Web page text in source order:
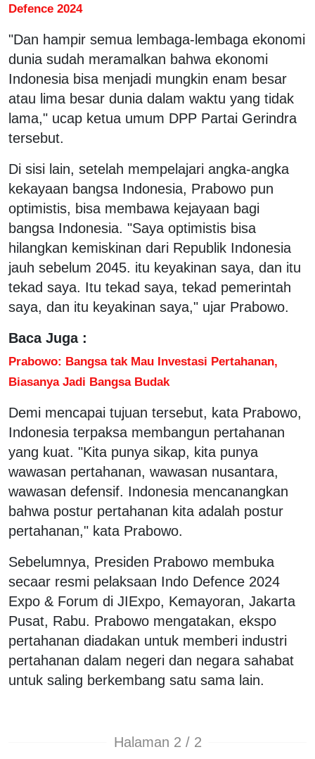
Defence 2024
"Dan hampir semua lembaga-lembaga ekonomi
dunia sudah meramalkan bahwa ekonomi
Indonesia bisa menjadi mungkin enam besar
atau lima besar dunia dalam waktu yang tidak
lama," ucap ketua umum DPP Partai Gerindra
tersebut.
Di sisi lain, setelah mempelajari angka-angka
kekayaan bangsa Indonesia, Prabowo pun
optimistis, bisa membawa kejayaan bagi
bangsa Indonesia. "Saya optimistis bisa
hilangkan kemiskinan dari Republik Indonesia
jauh sebelum 2045. itu keyakinan saya, dan itu
tekad saya. Itu tekad saya, tekad pemerintah
saya, dan itu keyakinan saya," ujar Prabowo.
Baca Juga :
Prabowo: Bangsa tak Mau Investasi Pertahanan,
Biasanya Jadi Bangsa Budak
Demi mencapai tujuan tersebut, kata Prabowo,
Indonesia terpaksa membangun pertahanan
yang kuat. "Kita punya sikap, kita punya
wawasan pertahanan, wawasan nusantara,
wawasan defensif. Indonesia mencanangkan
bahwa postur pertahanan kita adalah postur
pertahanan," kata Prabowo.
Sebelumnya, Presiden Prabowo membuka
secaar resmi pelaksaan Indo Defence 2024
Expo & Forum di JIExpo, Kemayoran, Jakarta
Pusat, Rabu. Prabowo mengatakan, ekspo
pertahanan diadakan untuk memberi industri
pertahanan dalam negeri dan negara sahabat
untuk saling berkembang satu sama lain.
Halaman 2 / 2